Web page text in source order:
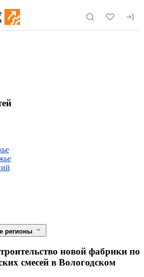
по сайту eqinfo.ru
строительство новой
регионы
новой фабрики по
смесей в Вологодском